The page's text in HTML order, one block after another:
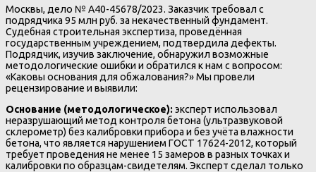
Москвы, дело № А40-45678/2023. Заказчик требовал с
подрядчика 95 млн руб. за некачественный фундамент.
Судебная строительная экспертиза, проведённая
государственным учреждением, подтвердила дефекты.
Подрядчик, изучив заключение, обнаружил возможные
методологические ошибки и обратился к нам с вопросом:
«Каковы основания для обжалования?» Мы провели
рецензирование и выявили:
Основание (методологическое):эксперт использовал
неразрушающий метод контроля бетона (ультразвуковой
склерометр) без калибровки прибора и без учёта влажности
бетона, что является нарушением ГОСТ 17624-2012, который
требует проведения не менее 15 замеров в разных точках и
калибровки по образцам-свидетелям. Эксперт сделал только